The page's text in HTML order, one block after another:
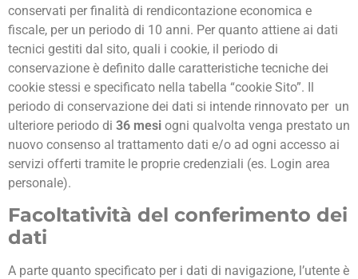
conservati per finalità di rendicontazione economica e
fiscale, per un periodo di 10 anni. Per quanto attiene ai dati
tecnici gestiti dal sito, quali i cookie, il periodo di
conservazione è definito dalle caratteristiche tecniche dei
cookie stessi e specificato nella tabella “cookie Sito”. Il
periodo di conservazione dei dati si intende rinnovato per un
ulteriore periodo di 36 mesi ogni qualvolta venga prestato un
nuovo consenso al trattamento dati e/o ad ogni accesso ai
servizi offerti tramite le proprie credenziali (es. Login area
personale).
Facoltatività del conferimento dei
dati
A parte quanto specificato per i dati di navigazione, l’utente è